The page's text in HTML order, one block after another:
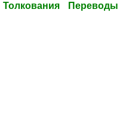
Толкования Переводы